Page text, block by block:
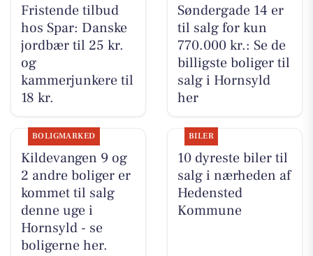
Fristende tilbud
hos Spar: Danske
jordbær til 25 kr.
og
kammerjunkere til
18 kr.
Søndergade 14 er
til salg for kun
770.000 kr.: Se de
billigste boliger til
salg i Hornsyld
her
BOLIGMARKED
Kildevangen 9 og
2 andre boliger er
kommet til salg
denne uge i
Hornsyld - se
boligerne her.
BILER
10 dyreste biler til
salg i nærheden af
Hedensted
Kommune